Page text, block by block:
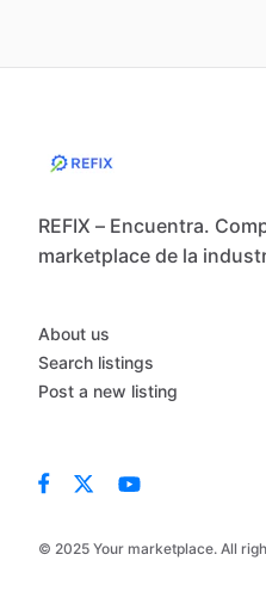
REFIX – Encuentra.
marketplace de la
© 2025 Your marketplace. All
About us
Search listings
Post a new listing